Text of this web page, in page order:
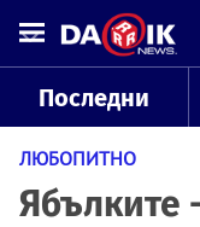
Последни
ЛЮБОПИТНО
Ябълките